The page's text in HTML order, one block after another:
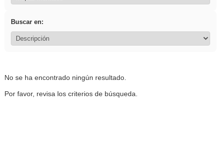
Buscar en:
No se ha encontrado ningún resultado.
Por favor, revisa los criterios de búsqueda.